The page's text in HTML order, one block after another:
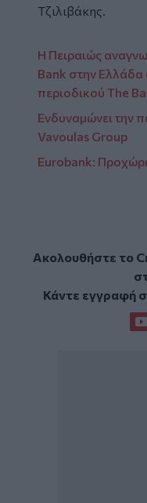
Τζιλιβάκης.
Η Πειραιώς
Bank στην Ελλάδα
περιοδικού The
Ενδυναμώνει την
Vavoulas Group
Eurobank:
Ακολουθήστε το
Κάντε εγγραφή